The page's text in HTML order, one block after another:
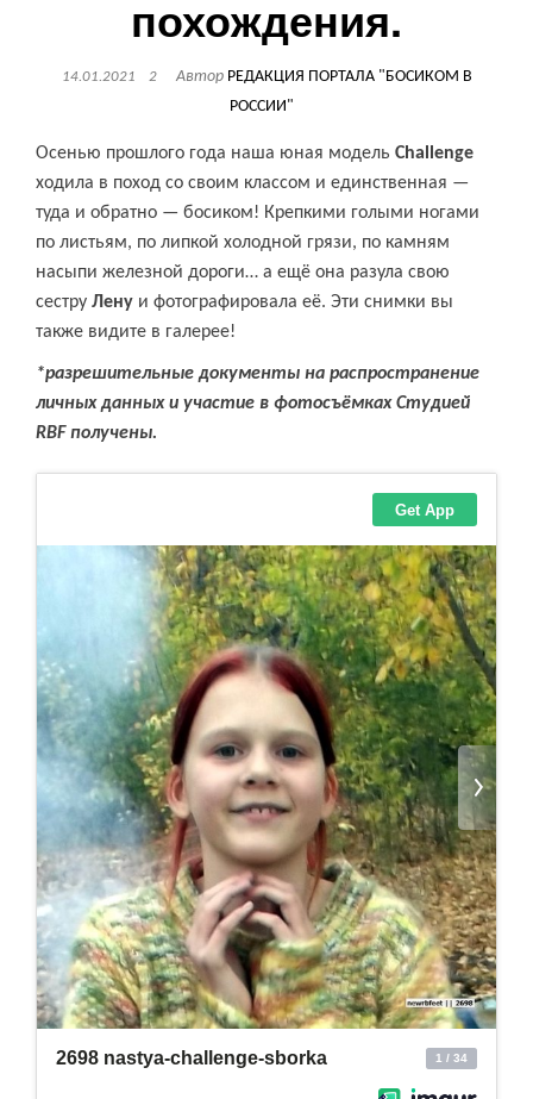
похождения.
14.01.2021 2 Автор РЕДАКЦИЯ ПОРТАЛА "БОСИКОМ В
РОССИИ"
Осенью прошлого года наша юная модель Challenge
ходила в поход со своим классом и единственная —
туда и обратно — босиком! Крепкими голыми ногами
по листьям, по липкой холодной грязи, по камням
насыпи железной дороги… а ещё она разула свою
сестру Лену и фотографировала её. Эти снимки вы
также видите в галерее!
*разрешительные документы на распространение
личных данных и участие в фотосъёмках Студией
RBF получены.